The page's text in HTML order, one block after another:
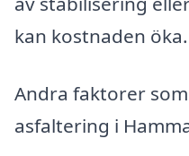
kan kostnaden öka.
Andra faktorer
asfaltering i